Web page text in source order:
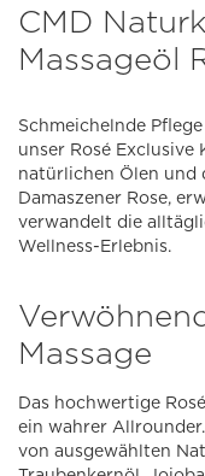
CMD
Massageöl
Schmeichelnde
unser Rosé Exclusive
natürlichen Ölen und
Damaszener Rose,
verwandelt die
Wellness-Erlebnis.
Massage
Das hochwertige
ein wahrer
von ausgewählten